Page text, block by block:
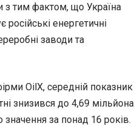
з тим фактом, що Україна
російські енергетичні
заводи та
OilX, середній показник
знизився до 4,69 мільйона
за понад 16 років.